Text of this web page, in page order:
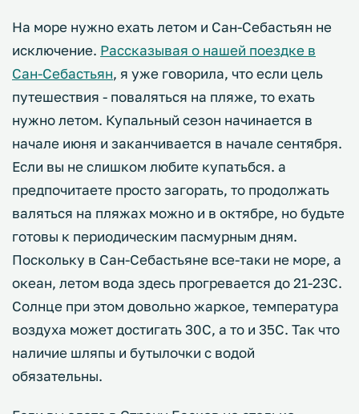
На море нужно ехать летом и Сан-Себастьян не
исключение. Рассказывая о нашей поездке в
Сан-Себастьян, я уже говорила, что если цель
путешествия - поваляться на пляже, то ехать
нужно летом. Купальный сезон начинается в
начале июня и заканчивается в начале сентября.
Если вы не слишком любите купатьбся. а
предпочитаете просто загорать, то продолжать
валяться на пляжах можно и в октябре, но будьте
готовы к периодическим пасмурным дням.
Поскольку в Сан-Себастьяне все-таки не море, а
океан, летом вода здесь прогревается до 21-23С.
Солнце при этом довольно жаркое, температура
воздуха может достигать 30С, а то и 35С. Так что
наличие шляпы и бутылочки с водой
обязательны.